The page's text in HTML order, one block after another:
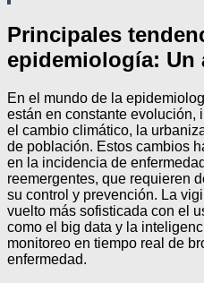
Principales
epidemiología: Un
En el mundo de la
están en constante evolución,
el cambio climático, la
de población. Estos cambios
en la incidencia de
reemergentes, que requieren
su control y prevención. La
vuelto más sofisticada con el
como el big data y la
monitoreo en tiempo real de
enfermedad.